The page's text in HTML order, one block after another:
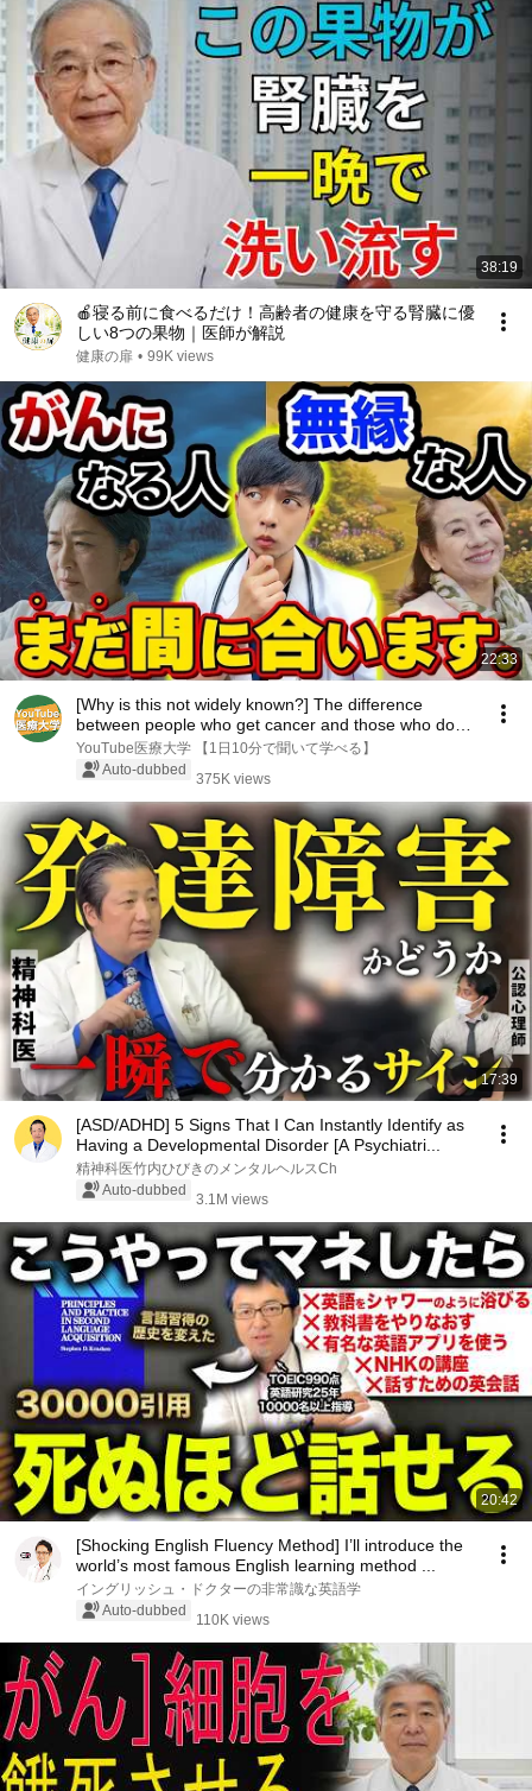
38:19
🍎寝る前に食べるだけ！高齢者の健康を守る腎臓に優
しい8つの果物｜医師が解説
健康の扉 • 99K views
22:33
[Why is this not widely known?] The difference
between people who get cancer and those who don't
...
YouTube医療大学 【1日10分で聞いて学べる】
Auto-dubbed
375K views
17:39
[ASD/ADHD] 5 Signs That I Can Instantly Identify as
Having a Developmental Disorder [A Psychiatri...
精神科医竹内ひびきのメンタルヘルスCh
Auto-dubbed
3.1M views
20:42
[Shocking English Fluency Method] I’ll introduce the
world’s most famous English learning method ...
イングリッシュ・ドクターの非常識な英語学
Auto-dubbed
110K views